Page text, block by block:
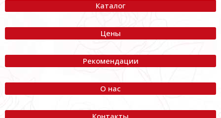
Каталог
Цены
Рекомендации
О нас